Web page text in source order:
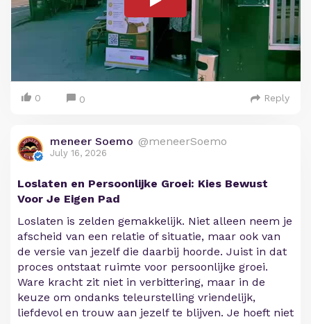
0 0 Reply
meneer Soemo @meneerSoemo
July 16, 2026
Loslaten en Persoonlijke Groei: Kies Bewust
Voor Je Eigen Pad
Loslaten is zelden gemakkelijk. Niet alleen neem je
afscheid van een relatie of situatie, maar ook van
de versie van jezelf die daarbij hoorde. Juist in dat
proces ontstaat ruimte voor persoonlijke groei.
Ware kracht zit niet in verbittering, maar in de
keuze om ondanks teleurstelling vriendelijk,
liefdevol en trouw aan jezelf te blijven. Je hoeft niet